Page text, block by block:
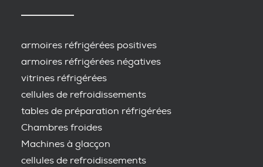
armoires réfrigérées positives
armoires réfrigérées négatives
vitrines réfrigérées
cellules de refroidissements
tables de préparation réfrigérées
Chambres froides
Machines à glacçon
cellules de refroidissements